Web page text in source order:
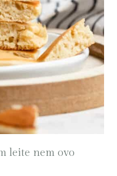
leite nem ovo